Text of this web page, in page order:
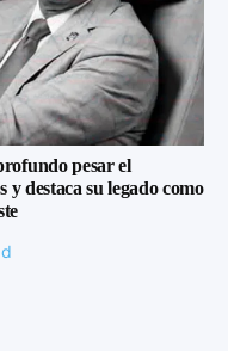
pesar el
destaca su legado como